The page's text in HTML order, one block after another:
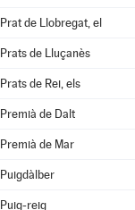
Prat de Llobregat, el
Prats de Lluçanès
Prats de Rei, els
Premià de Dalt
Premià de Mar
Puigdàlber
Puig-reig